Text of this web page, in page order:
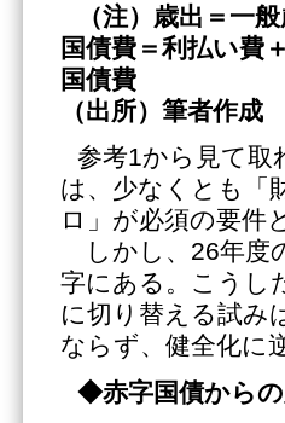
（注）歳出＝一
国債費＝利払い費
国債費
（出所）筆者作成
参考1から見て取
は、少なくとも「
ロ」が必須の要件
しかし、26年度
字にある。こうし
に切り替える試み
ならず、健全化に
◆赤字国債からの